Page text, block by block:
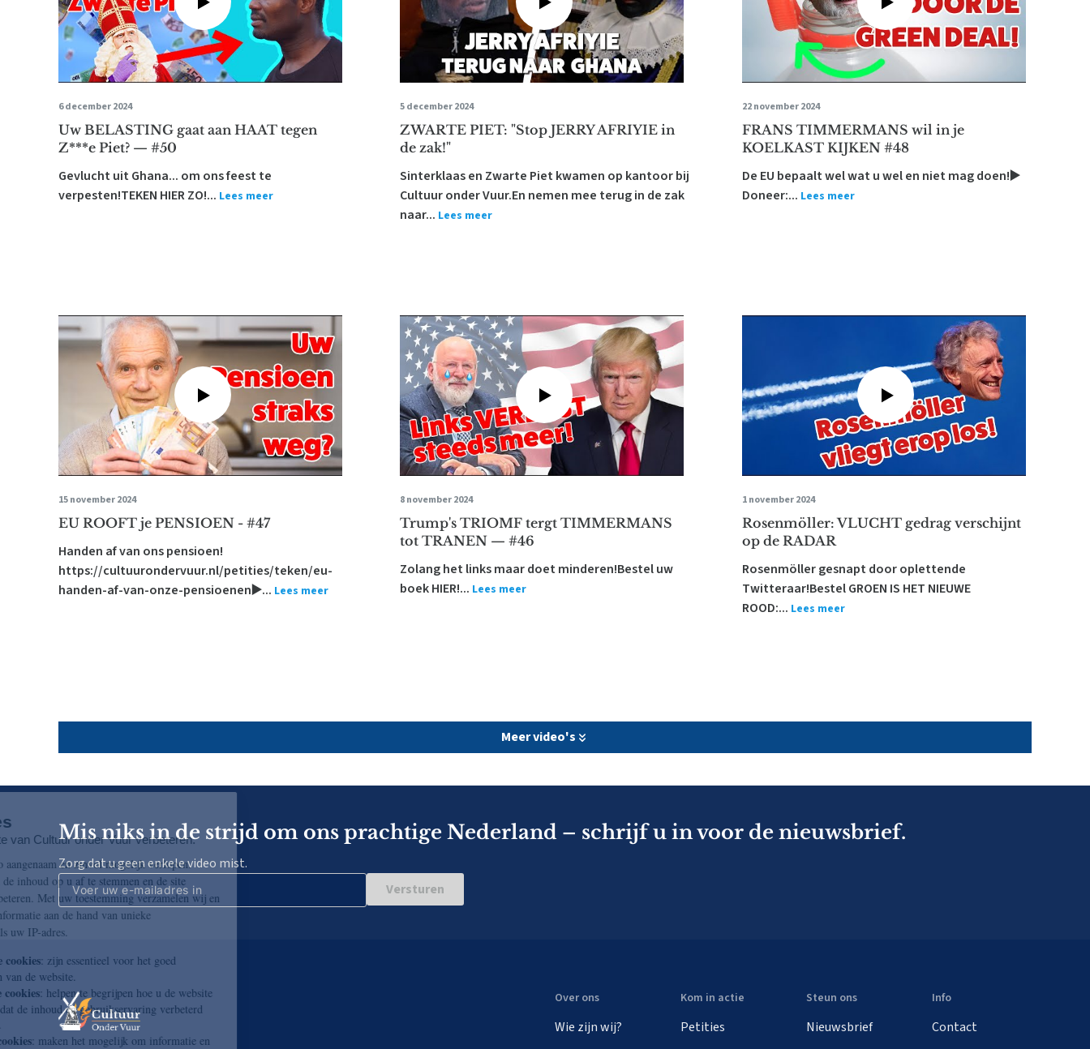
6 december 2024
Uw BELASTING gaat aan HAAT tegen
Z***e Piet? — #50
Gevlucht uit Ghana... om ons feest te
verpesten!TEKEN HIER ZO!... Lees meer
5 december 2024
ZWARTE PIET: "Stop JERRY AFRIYIE in
de zak!"
Sinterklaas en Zwarte Piet kwamen op kantoor bij
Cultuur onder Vuur.En nemen mee terug in de zak
naar... Lees meer
22 november 2024
FRANS TIMMERMANS wil in je
KOELKAST KIJKEN #48
De EU bepaalt wel wat u wel en niet mag doen!▶️
Doneer:... Lees meer
15 november 2024
EU ROOFT je PENSIOEN - #47
Handen af van ons pensioen!
https://cultuurondervuur.nl/petities/teken/eu-
handen-af-van-onze-pensioenen▶️... Lees meer
8 november 2024
Trump's TRIOMF tergt TIMMERMANS
tot TRANEN — #46
Zolang het links maar doet minderen!Bestel uw
boek HIER!... Lees meer
1 november 2024
Rosenmöller: VLUCHT gedrag verschijnt
op de RADAR
Rosenmöller gesnapt door oplettende
Twitteraar!Bestel GROEN IS HET NIEUWE
ROOD:... Lees meer
Meer video's
Mis niks in de strijd om ons prachtige Nederland – schrijf u in voor de nieuwsbrief.
Zorg dat u geen enkele video mist.
Versturen
Over ons
Wie zijn wij?
Kom in actie
Petities
Steun ons
Nieuwsbrief
Info
Contact